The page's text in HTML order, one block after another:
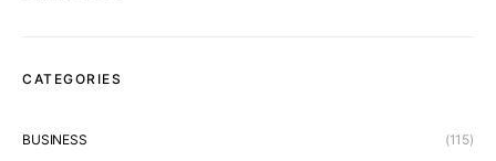
CATEGORIES
BUSINESS (115)